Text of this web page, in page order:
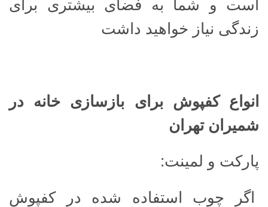
است و شما به فضای بیشتری برای
زندگی نیاز خواهید داشت
انواع کفپوش برای بازسازی خانه در
شمیران تهران
پارکت و لمینت:
اگر چوب استفاده شده در کفپوش